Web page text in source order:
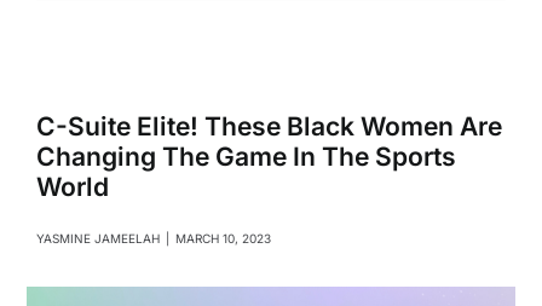
Family
Health
C-Suite Elite! These Black Women Are
Changing The Game In The Sports
World
YASMINE JAMEELAH MARCH 10, 2023